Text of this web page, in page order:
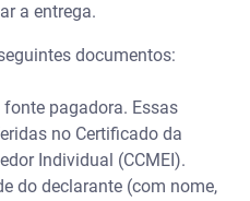
a entrega.
documentos:
pagadora. Essas
no Certificado da
Individual (CCMEI).
declarante (com nome,